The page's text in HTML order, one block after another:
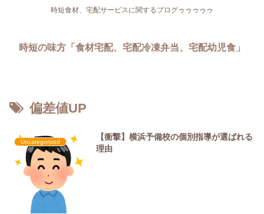
時短食材、宅配サービスに関するブログゥゥゥゥゥ
時短の味方「食材宅配、宅配冷凍弁当、宅配幼児食」
偏差値UP
Uncategorized
【衝撃】横浜予備校の個別指導が選ばれる
理由